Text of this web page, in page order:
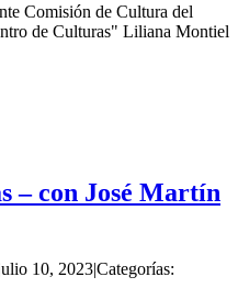
Comisión de Cultura del
de Culturas" Liliana Montiel
– con José Martín
10, 2023|Categorías: